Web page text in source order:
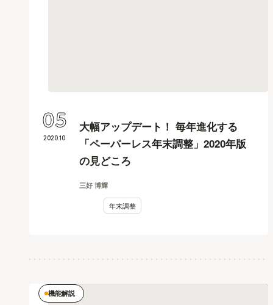
大幅アップデート！ 毎年進化する
「ペーパーレス年末調整」2020年版
の見どころ
三好 博輝
年末調整
2020.10
05
機能解説